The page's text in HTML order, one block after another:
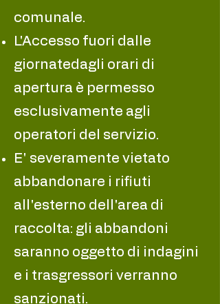
comunale.
L'Accesso fuori dalle
giornatedagli orari di
apertura è permesso
esclusivamente agli
operatori del servizio.
E' severamente vietato
abbandonare i rifiuti
all'esterno dell'area di
raccolta: gli abbandoni
saranno oggetto di indagini
e i trasgressori verranno
sanzionati.